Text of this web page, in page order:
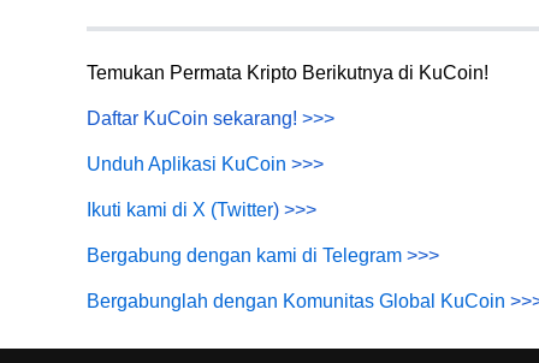
Temukan Permata Kripto Berikutnya di KuCoin!
Daftar KuCoin sekarang! >>>
Unduh Aplikasi KuCoin >>>
Ikuti kami di X (Twitter) >>>
Bergabung dengan kami di Telegram >>>
Bergabunglah dengan Komunitas Global KuCoin